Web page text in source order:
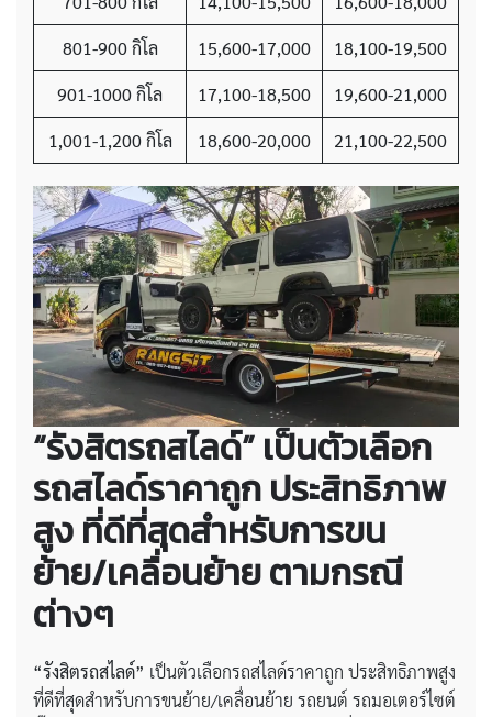
801-900 กิโล
15,600-17,000
18,100-19,500
901-1000 กิโล
17,100-18,500
19,600-21,000
1,001-1,200 กิโล
18,600-20,000 21,100-22,500
“รังสิตรถสไลด์” เป็นตัวเลือก
รถสไลด์ราคาถูก ประสิทธิภาพ
สูง ที่ดีที่สุดสำหรับการขน
ย้าย/เคลื่อนย้าย ตามกรณี
ต่างๆ
“รังสิตรถสไลด์” เป็นตัวเลือกรถสไลด์ราคาถูก ประสิทธิภาพสูง
ที่ดีที่สุดสำหรับการขนย้าย/เคลื่อนย้าย รถยนต์ รถมอเตอร์ไซต์